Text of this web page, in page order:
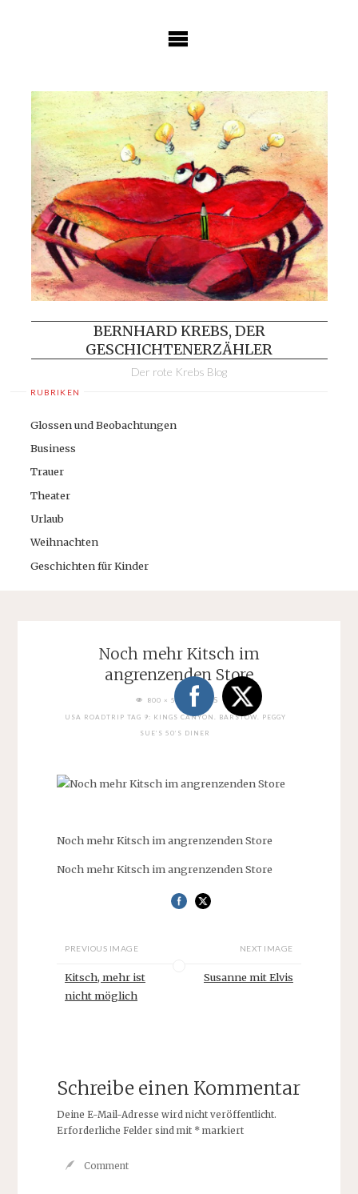
BERNHARD KREBS, DER
GESCHICHTENERZÄHLER
Der rote Krebs Blog
RUBRIKEN
Glossen und Beobachtungen
Business
Trauer
Theater
Urlaub
Weihnachten
Geschichten für Kinder
Noch mehr Kitsch im
angrenzenden Store
FULL800 × 598 PIXELS
USA ROADTRIP TAG 9: KINGS CANYON. BARSTOW. PEGGY
SUE’S 50’S DINER
Noch mehr Kitsch im angrenzenden Store
Noch mehr Kitsch im angrenzenden Store
PREVIOUS IMAGE
Kitsch, mehr ist
nicht möglich
NEXT IMAGE
Susanne mit Elvis
Schreibe einen Kommentar
Deine E-Mail-Adresse wird nicht veröffentlicht.
Erforderliche Felder sind mit *markiert